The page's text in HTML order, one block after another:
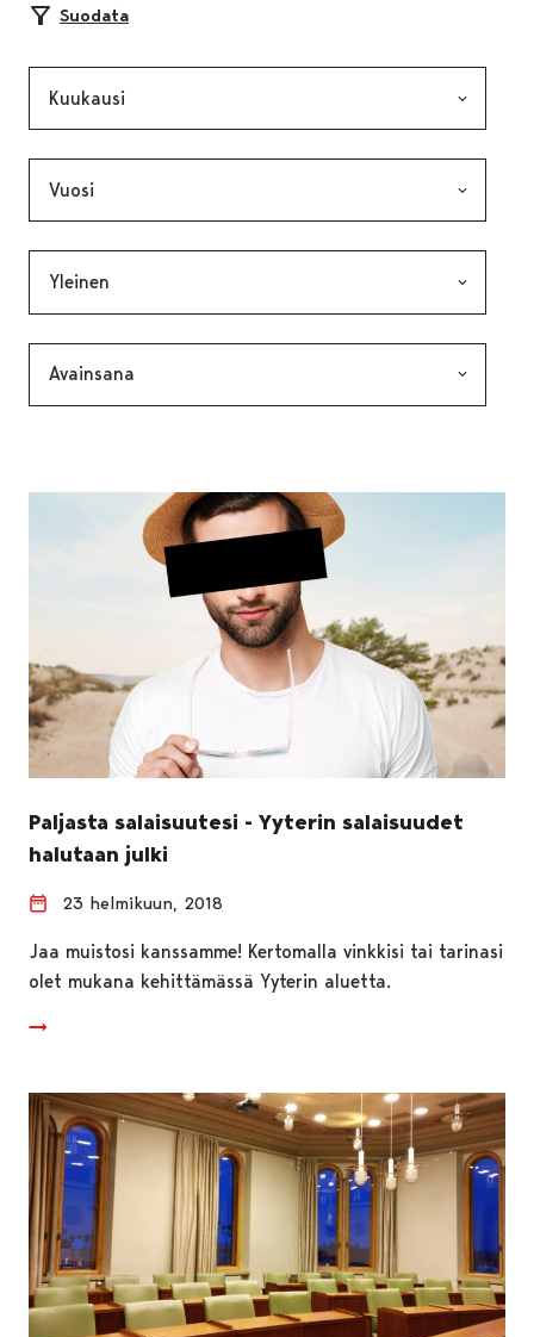
Suodata
Paljasta salaisuutesi - Yyterin salaisuudet
halutaan julki
23 helmikuun, 2018
Jaa muistosi kanssamme! Kertomalla vinkkisi tai tarinasi
olet mukana kehittämässä Yyterin aluetta.